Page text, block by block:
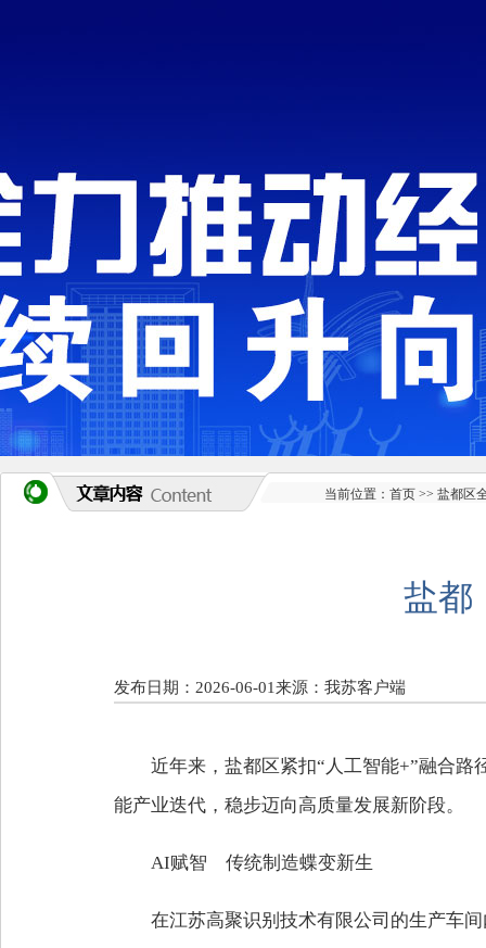
当前位置： 首页 >> 盐都区
盐都
发布日期：2026-06-01来源：我苏客户端
近年来，盐都区紧扣“人工智能+”融合
能产业迭代，稳步迈向高质量发展新阶段。
AI赋智 传统制造蝶变新生
在江苏高聚识别技术有限公司的生产车